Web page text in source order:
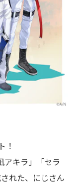
！
アキラ」「セラ
れた、にじさん